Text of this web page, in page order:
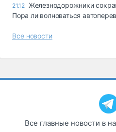
21.12 Железнодорожники
Пора ли волноваться
Все новости
Все главные новости в